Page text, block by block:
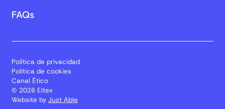
FAQs
Política de privacidad
Política de cookies
Canal Ético
© 2026 Eltex
Website by Just Able